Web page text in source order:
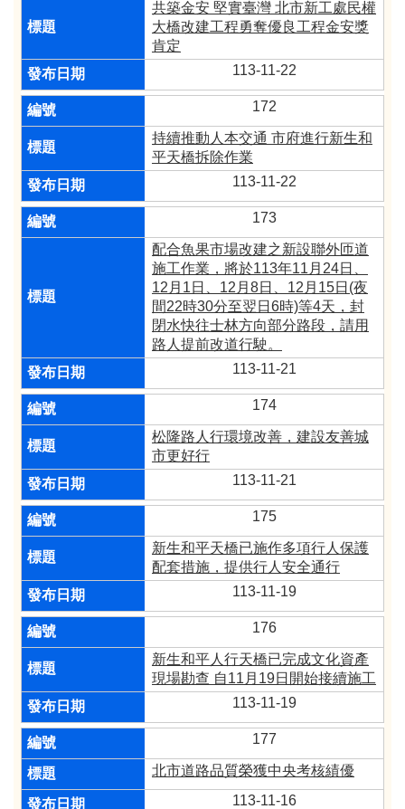
共築金安 堅實臺灣 北市新工處民權
大橋改建工程勇奪優良工程金安獎
肯定
113-11-22
172
持續推動人本交通 市府進行新生和
平天橋拆除作業
113-11-22
173
配合魚果市場改建之新設聯外匝道
施工作業，將於113年11月24日、
12月1日、12月8日、12月15日(夜
間22時30分至翌日6時)等4天，封
閉水快往士林方向部分路段，請用
路人提前改道行駛。
113-11-21
174
松隆路人行環境改善，建設友善城
市更好行
113-11-21
175
新生和平天橋已施作多項行人保護
配套措施，提供行人安全通行
113-11-19
176
新生和平人行天橋已完成文化資產
現場勘查 自11月19日開始接續施工
113-11-19
177
北市道路品質榮獲中央考核績優
113-11-16